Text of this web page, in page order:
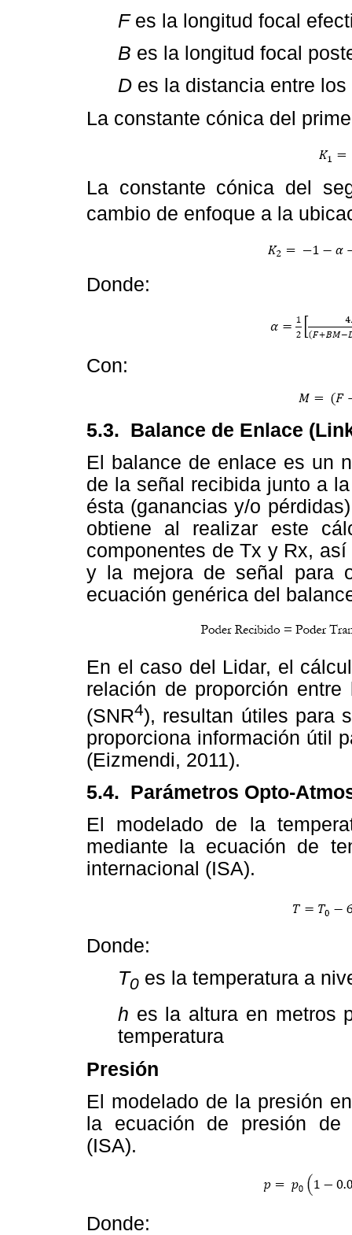
F es la longitud focal
B es la longitud focal
D es la distancia entre
La constante cónica del
La constante cónica del
cambio de enfoque a la
Donde:
Con:
5.3. Balance de Enlace
El balance de enlace es un
de la señal recibida junto a
ésta (ganancias y/o
obtiene al realizar este
componentes de Tx y Rx,
y la mejora de señal para
ecuación genérica del
En el caso del Lidar, el
relación de proporción
(SNR4), resultan útiles para
proporciona información útil
(Eizmendi, 2011).
5.4. Parámetros Opto-
El modelado de la
mediante la ecuación de
internacional (ISA).
Donde:
T0 es la temperatura a
h es la altura en metros
temperatura
Presión
El modelado de la presión
la ecuación de presión de
(ISA).
Donde: